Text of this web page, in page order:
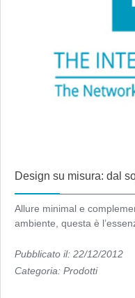
Design su misura: dal
Allure minimal e
ambiente, questa è
Pubblicato il: 22/12/2012
Categoria: Prodotti